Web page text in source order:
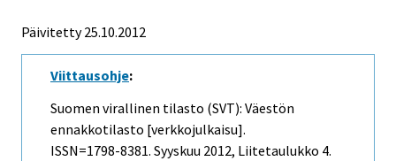
Päivitetty 25.10.2012
Viittausohje:
Suomen virallinen tilasto (SVT): Väestön
ennakkotilasto [verkkojulkaisu].
ISSN=1798-8381. Syyskuu 2012, Liitetaulukko 4.